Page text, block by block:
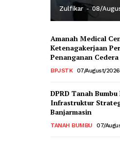
Zulfikar - 08/
Amanah Medical
Ketenagakerjaan
Penanganan
BPJSTK 07/August/2026
DPRD Tanah
Infrastruktur
Banjarmasin
TANAH BUMBU 07/